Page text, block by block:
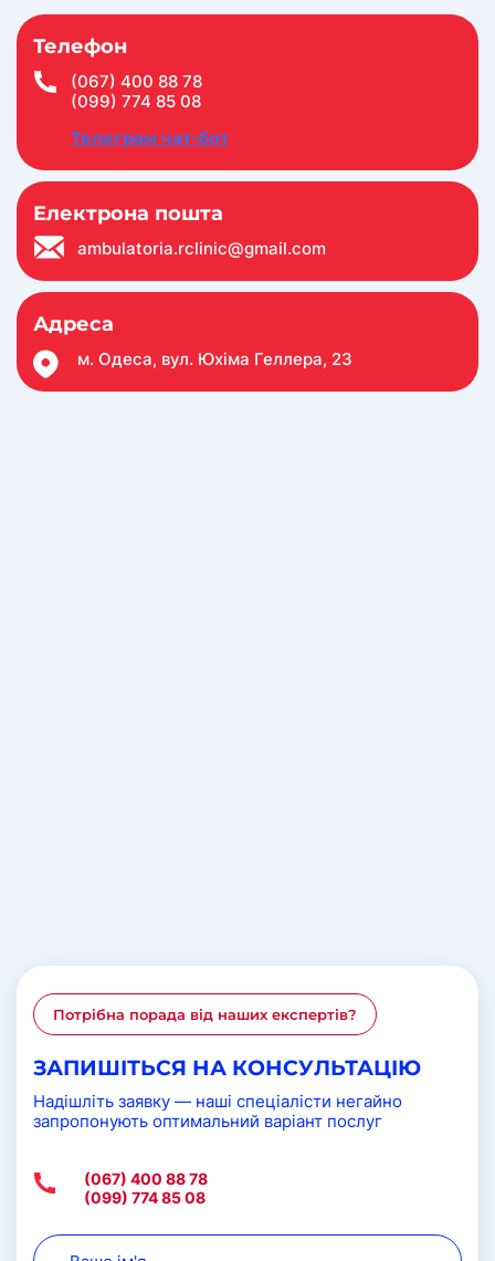
Телефон
(067) 400 88 78
(099) 774 85 08
Телеграм чат-бот
Електрона пошта
ambulatoria.rclinic@gmail.com
Адреса
м. Одеса, вул. Юхіма Геллера, 23
Потрібна порада від наших експертів?
ЗАПИШІТЬСЯ НА КОНСУЛЬТАЦІЮ
Надішліть заявку — наші спеціалісти негайно
запропонують оптимальний варіант послуг
(067) 400 88 78
(099) 774 85 08